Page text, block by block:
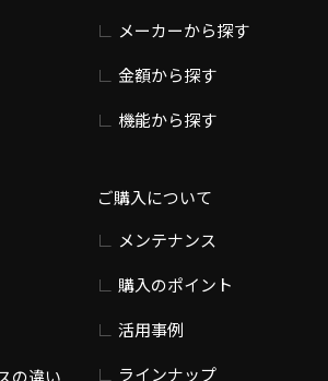
の違い
メーカーから探す
金額から探す
機能から探す
ご購入について
メンテナンス
購入のポイント
活用事例
ラインナップ